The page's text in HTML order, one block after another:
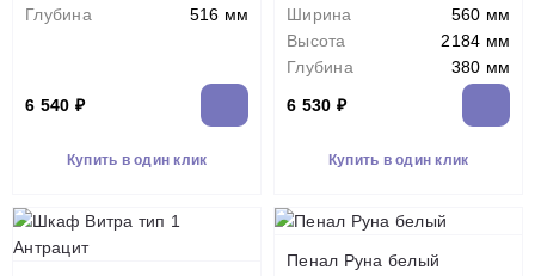
Глубина
516 мм
6 540 ₽
Купить в один клик
Ширина
560 мм
Высота
2184 мм
Глубина
380 мм
6 530 ₽
Купить в один клик
Пенал Руна белый